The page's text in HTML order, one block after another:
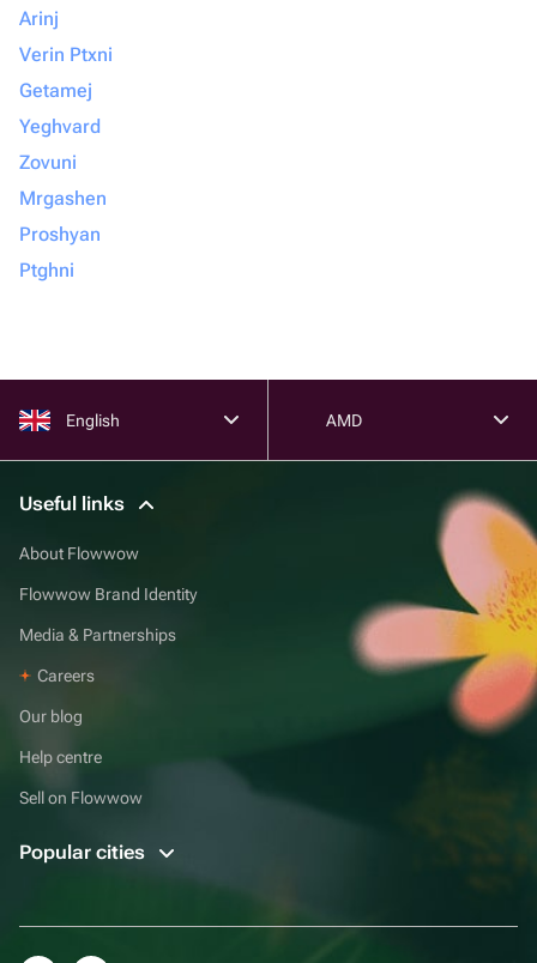
Arinj
Verin Ptxni
Getamej
Yeghvard
Zovuni
Mrgashen
Proshyan
Ptghni
English AMD
Useful links
About Flowwow
Flowwow Brand Identity
Media & Partnerships
Careers
Our blog
Help centre
Sell on Flowwow
Popular cities